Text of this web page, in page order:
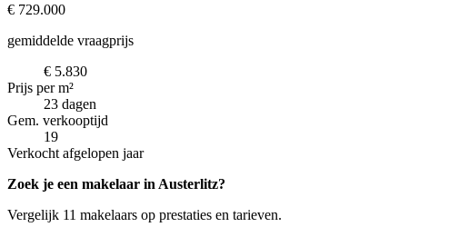
€ 729.000
gemiddelde vraagprijs
€ 5.830
Prijs per m²
23 dagen
Gem. verkooptijd
19
Verkocht afgelopen jaar
Zoek je een makelaar in Austerlitz?
Vergelijk 11 makelaars op prestaties en tarieven.